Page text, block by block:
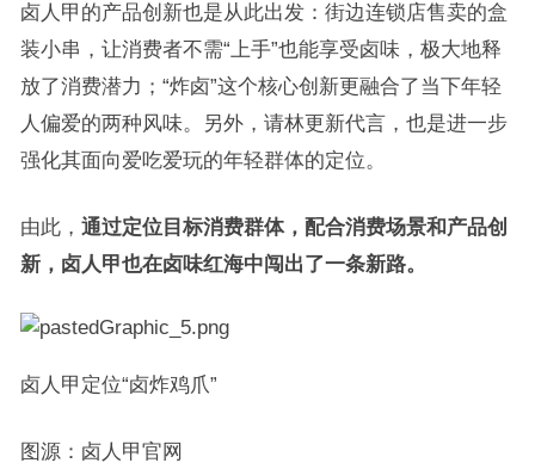
卤人甲的产品创新也是从此出发：街边连锁店售卖的盒
装小串，让消费者不需“上手”也能享受卤味，极大地释
放了消费潜力；“炸卤”这个核心创新更融合了当下年轻
人偏爱的两种风味。另外，请林更新代言，也是进一步
强化其面向爱吃爱玩的年轻群体的定位。
由此， 通过定位目标消费群体，配合消费场景和产品创
新，卤人甲也在卤味红海中闯出了一条新路。
卤人甲定位“卤炸鸡爪”
图源：卤人甲官网